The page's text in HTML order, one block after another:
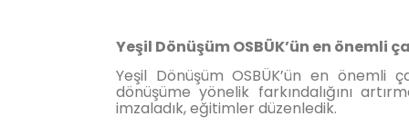
Yeşil Dönüşüm OSBÜK’ün en önemli
Yeşil Dönüşüm OSBÜK’ün en önemli
dönüşüme yönelik farkındalığını
imzaladık, eğitimler düzenledik.